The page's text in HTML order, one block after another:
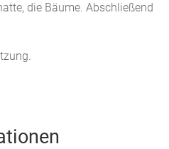
die Bäume. Abschließend